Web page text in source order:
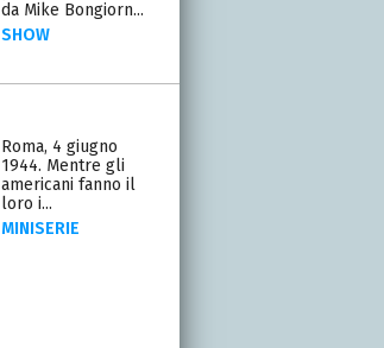
da Mike Bongiorn...
SHOW
Roma, 4 giugno
1944. Mentre gli
americani fanno il
loro i...
MINISERIE